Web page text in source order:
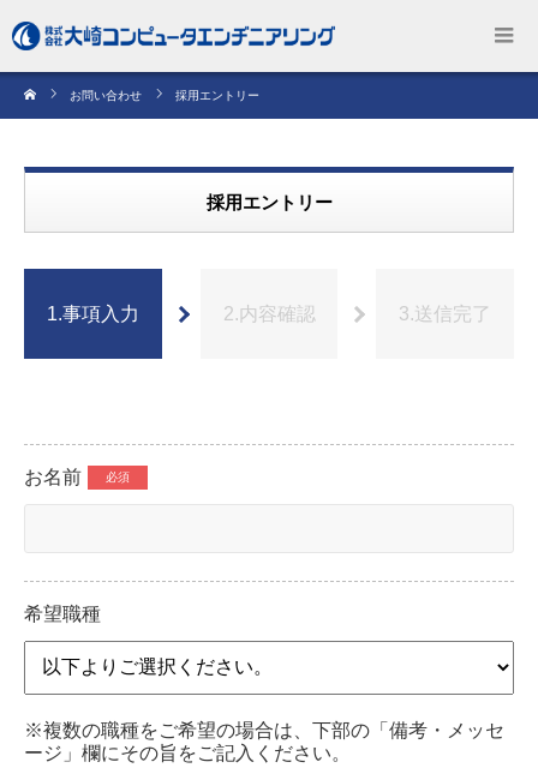
お問い合わせ 採用エントリー
採用エントリー
1.事項入力 2.内容確認 3.送信完了
お名前
希望職種
※複数の職種をご希望の場合は、下部の「備考・メッセ
ージ」欄にその旨をご記入ください。